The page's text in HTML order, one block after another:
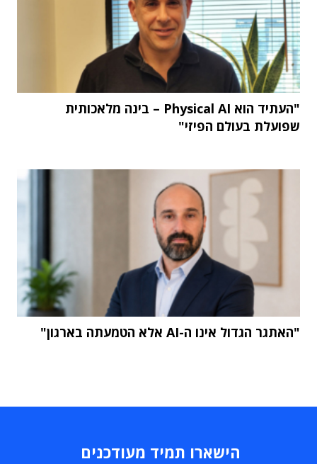
"העתיד הוא Physical AI – בינה מלאכותית
שפועלת בעולם הפיזי"
"האתגר הגדול אינו ה-AI אלא הטמעתה בארגון"
הישארו תמיד מעודכנים